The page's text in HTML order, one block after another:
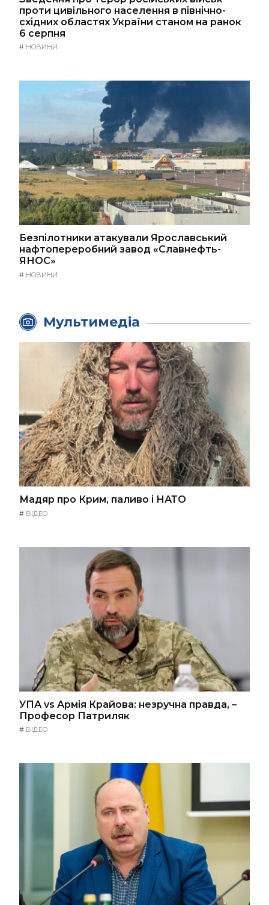
проти цивільного населення в північно-
східних областях України станом на ранок
6 серпня
# НОВИНИ
Безпілотники атакували Ярославський
нафтопереробний завод «Славнефть-
ЯНОС»
# НОВИНИ
Мультимедіа
Мадяр про Крим, паливо і НАТО
# ВІДЕО
УПА vs Армія Крайова: незручна правда, –
Професор Патриляк
# ВІДЕО